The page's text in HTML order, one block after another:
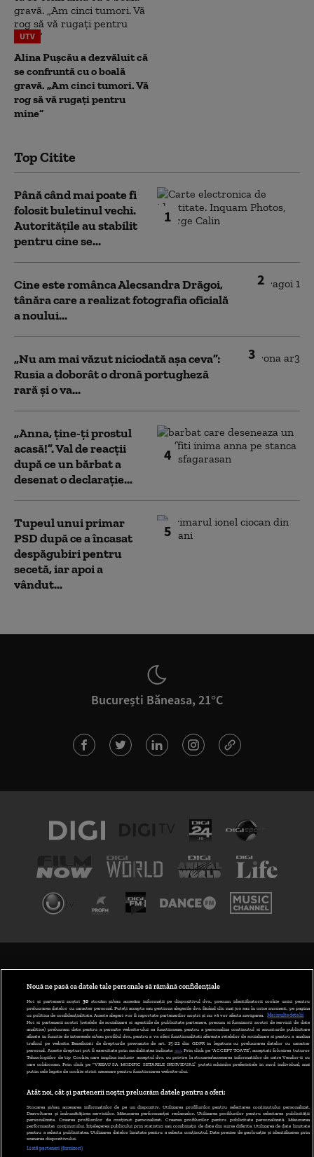
UTV
Alina Pușcău a dezvăluit că
se confruntă cu o boală
gravă. „Am cinci tumori. Vă
rog să vă rugați pentru
mine”
Top Citite
1
Până când mai poate fi
folosit buletinul vechi.
Autoritățile au stabilit
pentru cine se...
2
Cine este românca Alecsandra Drăgoi,
tânăra care a realizat fotografia oficială
a noului...
3
„Nu am mai văzut niciodată așa ceva”:
Rusia a doborât o dronă portugheză
rară și o va...
4
„Anna, ţine-ţi prostul
acasă!”. Val de reacții
după ce un bărbat a
desenat o declarație...
5
Tupeul unui primar
PSD după ce a încasat
despăgubiri pentru
secetă, iar apoi a
vândut...
București Băneasa, 21°C
ABONARE DIGI TV
GESTIONAȚI PREFERINȚELE
CODUL DIGI24
CAMERE WEB
CONTACT/INFO
Nouă ne pasă ca datele tale personale să rămână confidențiale
Noi și partenerii noștri 30stocăm și/sau accesăm informații pe dispozitivul dvs., precum identificatorii cookie unici pentru
prelucrarea datelor cu caracter personal. Puteți accepta sau gestiona alegerile dvs. făcând clic mai jos sau în orice moment, pe pagina
cu politica de confidențialitate. Aceste alegeri vor fi raportate partenerilor noștri și nu vă vor afecta navigarea.
Mai multe detalii
Noi si partenerii nostri (retelele de socializare si agentiile de publicitate partenere, precum si furnizorii nostri de servicii de date
analitice) prelucram date pentru a permite website-ului sa functioneze, pentru a personaliza continutul si anunturile publicitare
afisate in functie de interesele si/sau profilul dvs., pentru a va oferi functionalitati aferente retelelor de socializare si pentru a analiza
traficul pe website. Beneficiati de drepturile prevazute de art. 15-22 din GDPR in legatura cu prelucrarea datelor cu caracter
personal. Aceste drepturi pot fi exercitate prin modalitatea indicata aici. Prin click pe “ACCEPT TOATE”, acceptati folosirea tuturor
Tehnologiilor de tip Cookie, care implica inclusiv acceptul dvs. cu privire la stocarea/accesarea informatiilor de catre Vendor-ii cu
care colaboram. Prin click pe “VREAU SA MODIFIC SETARILE INDIVIDUAL” puteti schimba preferintele in mod individual, mai
putin cele legate de cookie strict necesare pentru functionarea website-ului.
Atât noi, cât și partenerii noștri prelucrăm datele pentru a oferi:
Stocarea și/sau accesarea informațiilor de pe un dispozitiv. Utilizarea profilurilor pentru selectarea conținutului personalizat.
Dezvoltarea și îmbunătățirea serviciilor. Măsurarea performanței reclamelor. Utilizarea profilurilor pentru selectarea publicității
personalizate. Crearea profilurilor de conținut personalizat. Crearea profilurilor pentru publicitate personalizată. Măsurarea
performanței conținutului. Înțelegerea publicului prin statistici sau combinații de date din surse diferite. Utilizarea de date limitate
pentru a selecta publicitatea. Utilizarea datelor limitate pentru a selecta conținutul. Date precise de geolocație și identificarea prin
scanarea dispozitivului.
Listă parteneri (furnizori)